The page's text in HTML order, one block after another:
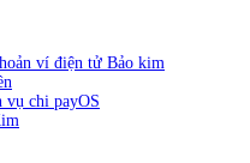
ví điện tử Bảo kim
vụ chi payOS